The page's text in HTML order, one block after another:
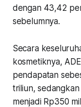
dengan 43,42
sebelumnya.
Secara
kosmetiknya,
pendapatan
triliun,
menjadi Rp350